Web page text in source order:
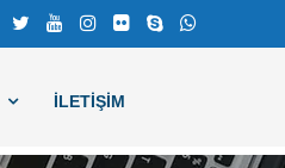
İLETİŞİM